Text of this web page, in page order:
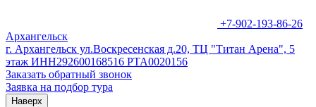
+7-902-193-86-26
Архангельск
г. Архангельск ул.Воскресенская д.20, ТЦ "Титан Арена", 5
этаж ИНН292600168516 РТА0020156
Заказать обратный звонок
Заявка на подбор тура
Наверх